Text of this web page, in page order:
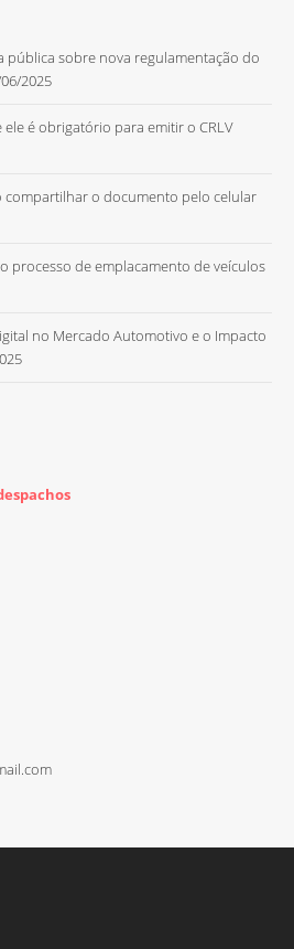
pública sobre nova regulamentação do
2025
é obrigatório para emitir o CRLV
compartilhar o documento pelo celular
processo de emplacamento de veículos
no Mercado Automotivo e o Impacto